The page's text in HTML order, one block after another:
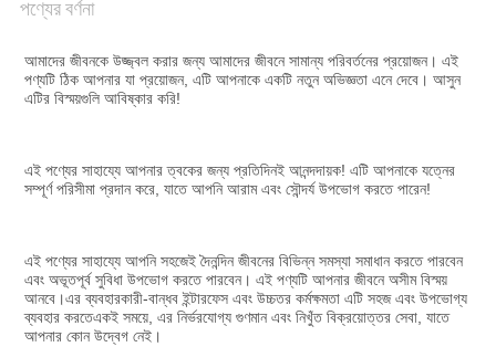
উদ্ধৃতি
অনুরোধ
করুন
সাইট
ম্যাপ
গোপনীয়তা
নীতি
পণ্যের বর্ণনা
আমাদের জীবনকে উজ্জ্বল করার জন্য আমাদের জীবনে সামান্য পরিবর্তনের প্রয়োজন। এই
পণ্যটি ঠিক আপনার যা প্রয়োজন, এটি আপনাকে একটি নতুন অভিজ্ঞতা এনে দেবে। আসুন
এটির বিস্ময়গুলি আবিষ্কার করি!
এই পণ্যের সাহায্যে আপনার ত্বকের জন্য প্রতিদিনই আনন্দদায়ক! এটি আপনাকে যত্নের
সম্পূর্ণ পরিসীমা প্রদান করে, যাতে আপনি আরাম এবং সৌন্দর্য উপভোগ করতে পারেন!
এই পণ্যের সাহায্যে আপনি সহজেই দৈনন্দিন জীবনের বিভিন্ন সমস্যা সমাধান করতে পারবেন
এবং অভূতপূর্ব সুবিধা উপভোগ করতে পারবেন। এই পণ্যটি আপনার জীবনে অসীম বিস্ময়
আনবে।এর ব্যবহারকারী-বান্ধব ইন্টারফেস এবং উচ্চতর কর্মক্ষমতা এটি সহজ এবং উপভোগ্য
ব্যবহার করতেএকই সময়ে, এর নির্ভরযোগ্য গুণমান এবং নিখুঁত বিক্রয়োত্তর সেবা, যাতে
আপনার কোন উদ্বেগ নেই।